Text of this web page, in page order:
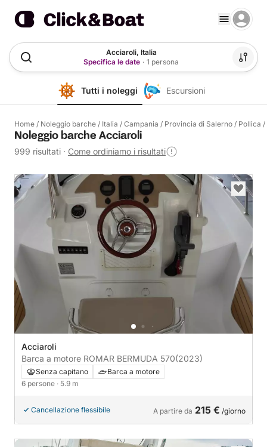
Acciaroli, Italia
Specifica le date · 1 persona
Tutti i noleggi Escursioni
Home / Noleggio barche / Italia / Campania / Provincia di Salerno / Pollica /
Noleggio barche Acciaroli
999 risultati · Come ordiniamo i risultati
Acciaroli
Barca a motore ROMAR BERMUDA 570(2023)
Senza capitano
Barca a motore
6 persone · 5.9 m
Cancellazione flessibile A partire da 215 € /giorno